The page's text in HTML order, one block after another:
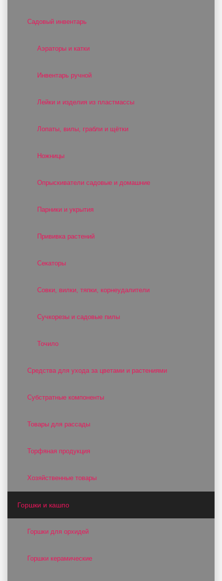
Садовый инвентарь
Аэраторы и катки
Инвентарь ручной
Лейки и изделия из пластмассы
Лопаты, вилы, грабли и щётки
Ножницы
Опрыскиватели садовые и домашние
Парники и укрытия
Прививка растений
Секаторы
Совки, вилки, тяпки, корнеудалители
Сучкорезы и садовые пилы
Точило
Средства для ухода за цветами и растениями
Субстратные компоненты
Товары для рассады
Торфяная продукция
Хозяйственные товары
Горшки и кашпо
Горшки для орхидей
Горшки керамические